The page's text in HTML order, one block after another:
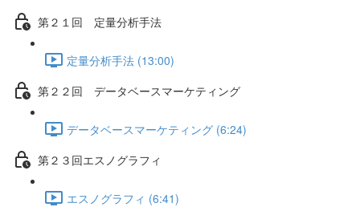
第２１回 定量分析手法
定量分析手法 (13:00)
第２２回 データベースマーケティング
データベースマーケティング (6:24)
第２３回エスノグラフィ
エスノグラフィ (6:41)